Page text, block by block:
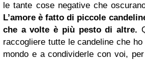
le tante cose negative che
L’amore è fatto di piccole
che a volte è più pesto di altre.
raccogliere tutte le candeline che
mondo e a condividerle con voi,